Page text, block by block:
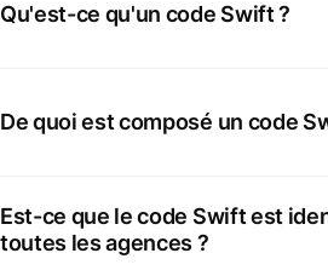
Qu'est-ce qu'un code Swift ?
De quoi est composé un code
Est-ce que le code Swift est
toutes les agences ?